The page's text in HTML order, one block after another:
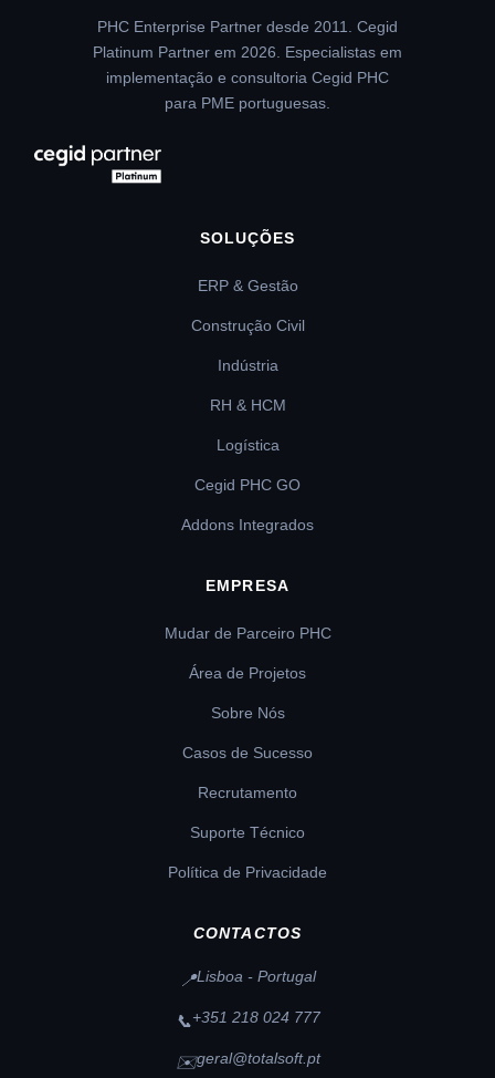
PHC Enterprise Partner desde 2011. Cegid
Platinum Partner em 2026. Especialistas em
implementação e consultoria Cegid PHC
para PME portuguesas.
SOLUÇÕES
ERP & Gestão
Construção Civil
Indústria
RH & HCM
Logística
Cegid PHC GO
Addons Integrados
EMPRESA
Mudar de Parceiro PHC
Área de Projetos
Sobre Nós
Casos de Sucesso
Recrutamento
Suporte Técnico
Política de Privacidade
CONTACTOS
📍Lisboa - Portugal
📞+351 218 024 777
✉️geral@totalsoft.pt